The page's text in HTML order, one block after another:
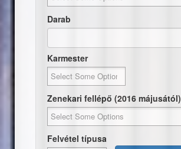
Darab
Karmester
Zenekari fellépő (2016 májusától)
Felvétel típusa